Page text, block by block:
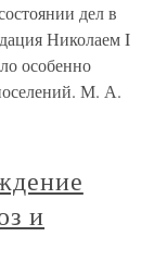
дел в
Николаем I
особенно
М. А.
и